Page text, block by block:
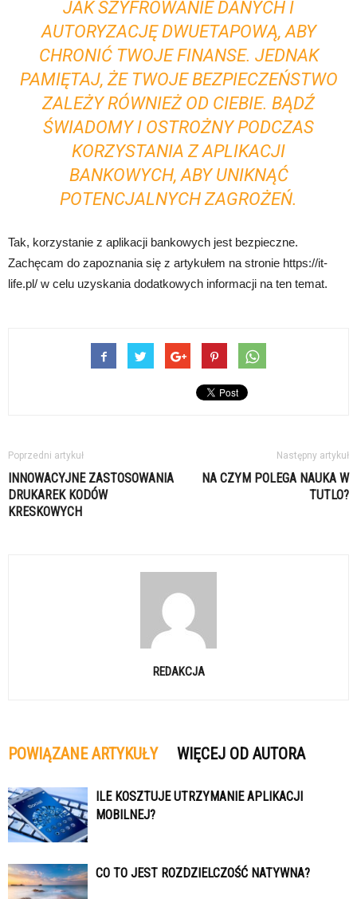
JAK SZYFROWANIE DANYCH I
AUTORYZACJĘ DWUETAPOWĄ, ABY
CHRONIĆ TWOJE FINANSE. JEDNAK
PAMIĘTAJ, ŻE TWOJE BEZPIECZEŃSTWO
ZALEŻY RÓWNIEŻ OD CIEBIE. BĄDŹ
ŚWIADOMY I OSTROŻNY PODCZAS
KORZYSTANIA Z APLIKACJI
BANKOWYCH, ABY UNIKNĄĆ
POTENCJALNYCH ZAGROŻEŃ.
Tak, korzystanie z aplikacji bankowych jest bezpieczne.
Zachęcam do zapoznania się z artykułem na stronie https://it-
life.pl/ w celu uzyskania dodatkowych informacji na ten temat.
Poprzedni artykuł
INNOWACYJNE ZASTOSOWANIA
DRUKAREK KODÓW
KRESKOWYCH
Następny artykuł
NA CZYM POLEGA NAUKA W
TUTLO?
REDAKCJA
POWIĄZANE ARTYKUŁY WIĘCEJ OD AUTORA
ILE KOSZTUJE UTRZYMANIE APLIKACJI
MOBILNEJ?
CO TO JEST ROZDZIELCZOŚĆ NATYWNA?